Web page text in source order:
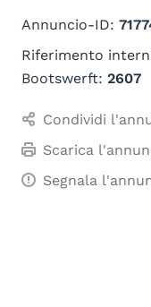
Annuncio-ID:
Riferimento
Bootswerft: 2607
Condividi
Scarica
Segnala